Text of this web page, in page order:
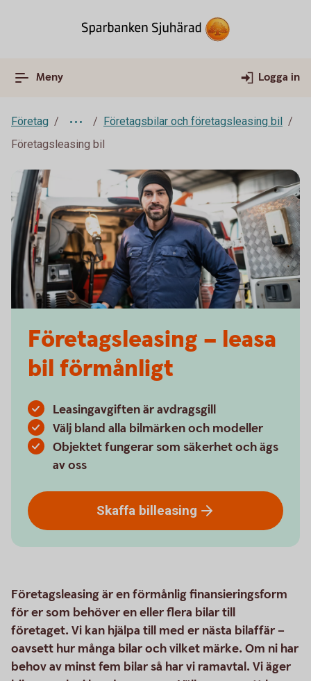
Meny Logga in
Företag
Företagsbilar och företagsleasing bil
Företagsleasing bil
Företagsleasing – leasa
bil förmånligt
Leasingavgiften är avdragsgill
Välj bland alla bilmärken och modeller
Objektet fungerar som säkerhet och ägs
av oss
Skaffa billeasing
Företagsleasing är en förmånlig finansieringsform
för er som behöver en eller flera bilar till
företaget. Vi kan hjälpa till med er nästa bilaffär –
oavsett hur många bilar och vilket märke. Om ni har
behov av minst fem bilar så har vi ramavtal. Vi äger